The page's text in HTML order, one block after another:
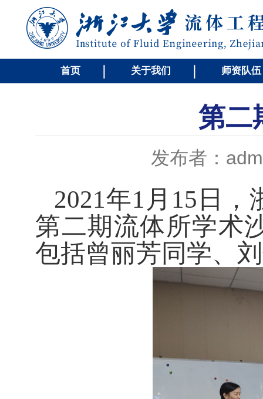
首页 关于我们 师资队伍
第二
发布者：
2021年1 月 15 日，
第二期流体所学术
包括曾丽芳同学、